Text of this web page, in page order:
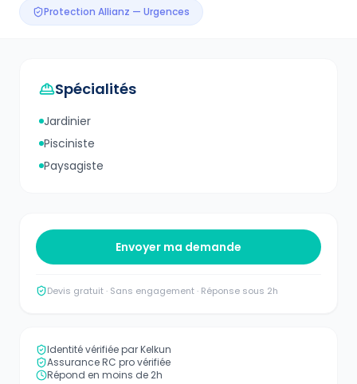
Protection Allianz — Urgences
Spécialités
Jardinier
Pisciniste
Paysagiste
Envoyer ma demande
Devis gratuit · Sans engagement · Réponse sous 2h
Identité vérifiée par Kelkun
Assurance RC pro vérifiée
Répond en moins de 2h